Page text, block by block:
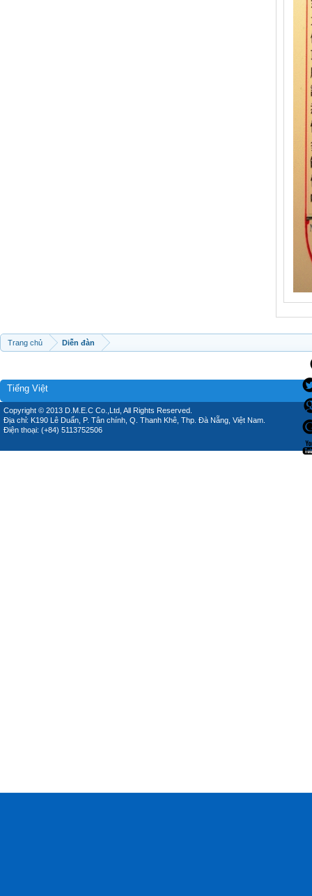
Trang chủ Diễn đàn
Tiếng Việt
Copyright © 2013 D.M.E.C Co.,Ltd, All Rights Reserved.
Địa chỉ: K190 Lê Duẩn, P. Tân chính, Q. Thanh Khê, Thp. Đà Nẵng, Việt Nam.
Điện thoại: (+84) 5113752506